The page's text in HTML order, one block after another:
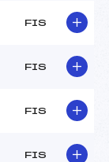
FIS
FIS
FIS
FIS